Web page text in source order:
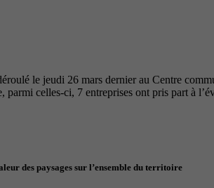
le jeudi 26 mars dernier au Centre
celles-ci, 7 entreprises ont pris part à
des paysages sur l’ensemble du territoire